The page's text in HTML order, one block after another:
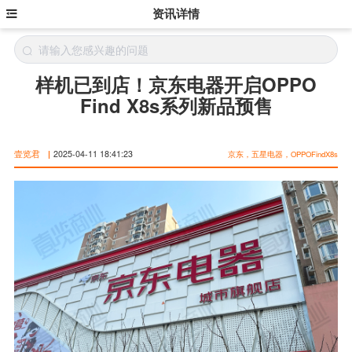
资讯详情
样机已到店！京东电器开启OPPO
Find X8s系列新品预售
壹览君 | 2025-04-11 18:41:23 京东，五星电器，OPPOFindX8s